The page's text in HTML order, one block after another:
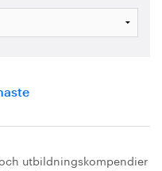
utbildningskompendier